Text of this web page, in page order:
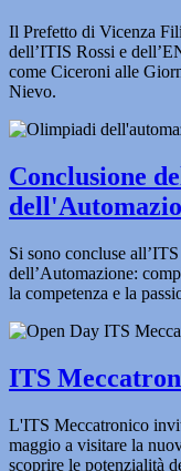
Il Prefetto di Vicenza
dell’ITIS Rossi e
come Ciceroni alle
Nievo.
Conclusione
Si sono concluse
dell’Automazione:
la competenza e la
ITS
L'ITS Meccatronico
maggio a visitare la
scoprire le potenzialità